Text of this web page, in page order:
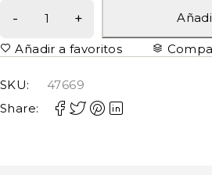
Añadir a favoritos
SKU:
47669
Share: